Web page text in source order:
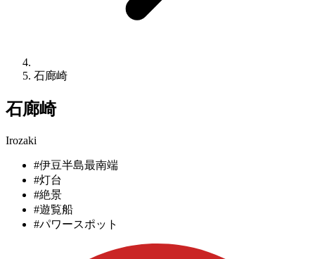
石廊崎
石廊崎
Irozaki
#伊豆半島最南端
#灯台
#絶景
#遊覧船
#パワースポット